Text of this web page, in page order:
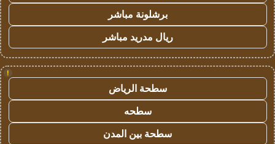
برشلونة مباشر
ريال مدريد مباشر
!
سطحة الرياض
سطحه
سطحة بين المدن